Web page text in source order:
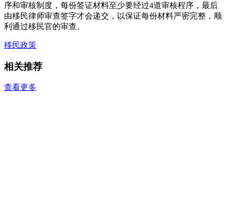
序和审核制度，每份签证材料至少要经过4道审核程序，最后
由移民律师审查签字才会递交，以保证每份材料严密完整，顺
利通过移民官的审查。
移民政策
相关推荐
查看更多